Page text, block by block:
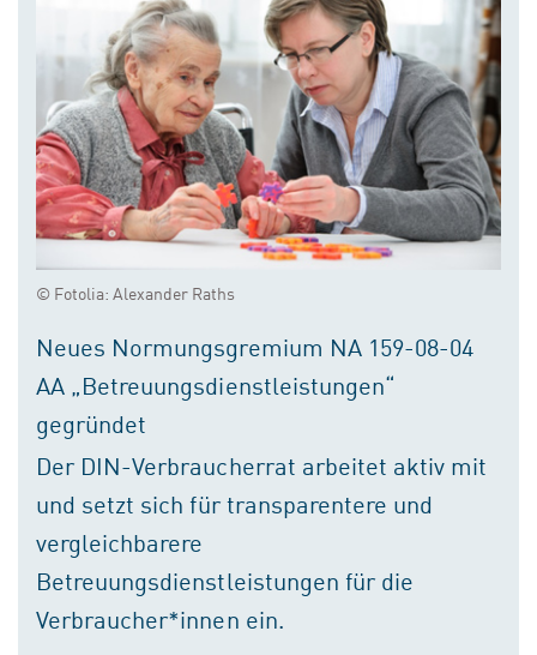
© Fotolia: Alexander Raths
Neues Normungsgremium NA 159-08-04
AA „Betreuungsdienstleistungen“
gegründet
Der DIN-Verbraucherrat arbeitet aktiv mit
und setzt sich für transparentere und
vergleichbarere
Betreuungsdienstleistungen für die
Verbraucher*innen ein.